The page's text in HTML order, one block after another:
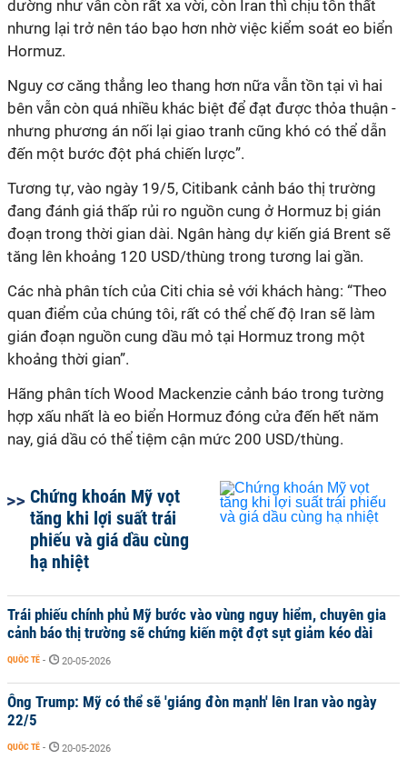
dường như vẫn còn rất xa vời, còn Iran thì chịu tổn thất
nhưng lại trở nên táo bạo hơn nhờ việc kiểm soát eo biển
Hormuz.
Nguy cơ căng thẳng leo thang hơn nữa vẫn tồn tại vì hai
bên vẫn còn quá nhiều khác biệt để đạt được thỏa thuận -
nhưng phương án nối lại giao tranh cũng khó có thể dẫn
đến một bước đột phá chiến lược”.
Tương tự, vào ngày 19/5, Citibank cảnh báo thị trường
đang đánh giá thấp rủi ro nguồn cung ở Hormuz bị gián
đoạn trong thời gian dài. Ngân hàng dự kiến giá Brent sẽ
tăng lên khoảng 120 USD/thùng trong tương lai gần.
Các nhà phân tích của Citi chia sẻ với khách hàng: “Theo
quan điểm của chúng tôi, rất có thể chế độ Iran sẽ làm
gián đoạn nguồn cung dầu mỏ tại Hormuz trong một
khoảng thời gian”.
Hãng phân tích Wood Mackenzie cảnh báo trong tường
hợp xấu nhất là eo biển Hormuz đóng cửa đến hết năm
nay, giá dầu có thể tiệm cận mức 200 USD/thùng.
Chứng khoán Mỹ vọt
tăng khi lợi suất trái
phiếu và giá dầu cùng
hạ nhiệt
Trái phiếu chính phủ Mỹ bước vào vùng nguy hiểm, chuyên gia
cảnh báo thị trường sẽ chứng kiến một đợt sụt giảm kéo dài
QUỐC TẾ - 20-05-2026
Ông Trump: Mỹ có thể sẽ 'giáng đòn mạnh' lên Iran vào ngày
22/5
QUỐC TẾ - 20-05-2026